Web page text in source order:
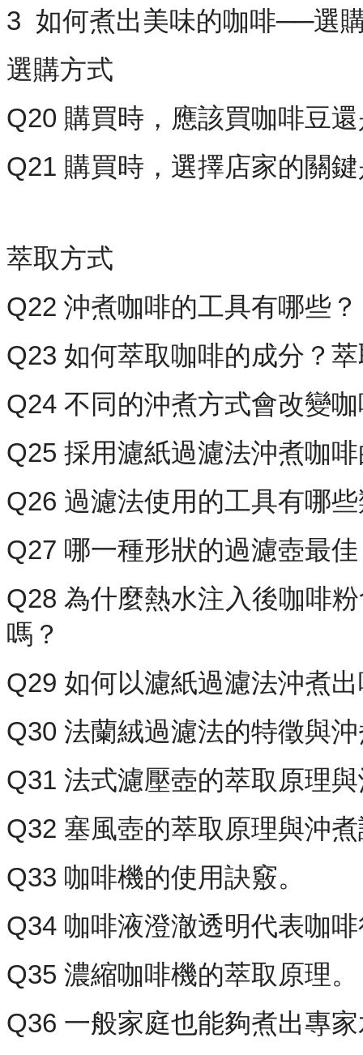
3 如何煮出美味的咖啡──選
選購方式
Q20 購買時，應該買咖啡豆
Q21 購買時，選擇店家的關
萃取方式
Q22 沖煮咖啡的工具有哪些？
Q23 如何萃取咖啡的成分？
Q24 不同的沖煮方式會改變
Q25 採用濾紙過濾法沖煮咖
Q26 過濾法使用的工具有哪
Q27 哪一種形狀的過濾壺最
Q28 為什麼熱水注入後咖啡
嗎？
Q29 如何以濾紙過濾法沖煮
Q30 法蘭絨過濾法的特徵與
Q31 法式濾壓壺的萃取原理
Q32 塞風壺的萃取原理與沖
Q33 咖啡機的使用訣竅。
Q34 咖啡液澄澈透明代表咖
Q35 濃縮咖啡機的萃取原理。
Q36 一般家庭也能夠煮出專